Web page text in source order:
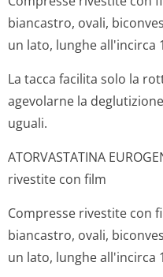
biancastro, ovali,
un lato, lunghe all'incirca
La tacca facilita solo la
agevolarne la
uguali.
ATORVASTATINA
rivestite con film
Compresse rivestite con
biancastro, ovali,
un lato, lunghe all'incirca